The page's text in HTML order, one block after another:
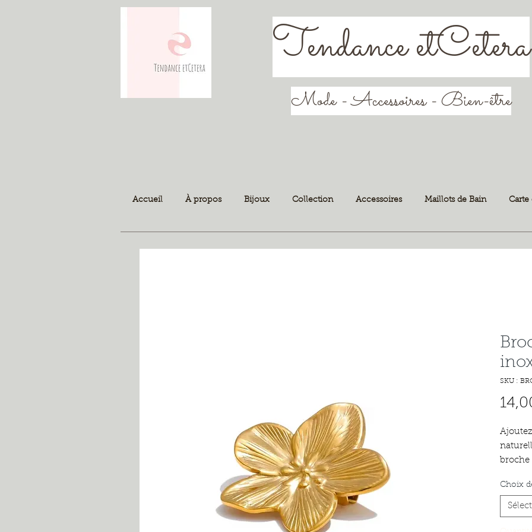
Tendance etCetera
Mode - Accessoires - Bien-être
Accueil À propos Bijoux Collection Accessoires Maillots de Bain Carte
SKU :
broche
un
Choix